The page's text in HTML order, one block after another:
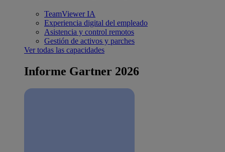
TeamViewer IA
Experiencia digital del empleado
Asistencia y control remotos
Gestión de activos y parches
Ver todas las capacidades
Informe Gartner 2026